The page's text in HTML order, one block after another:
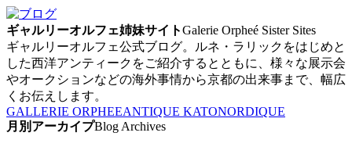
ギャルリーオルフェ姉妹サイトGalerie Orpheé Sister Sites
ギャルリーオルフェ公式ブログ。ルネ・ラリックをはじめと
した西洋アンティークをご紹介するとともに、様々な展示会
やオークションなどの海外事情から京都の出来事まで、幅広
くお伝えします。
GALLERIE ORPHEEANTIQUE KATONORDIQUE
月別アーカイプBlog Archives